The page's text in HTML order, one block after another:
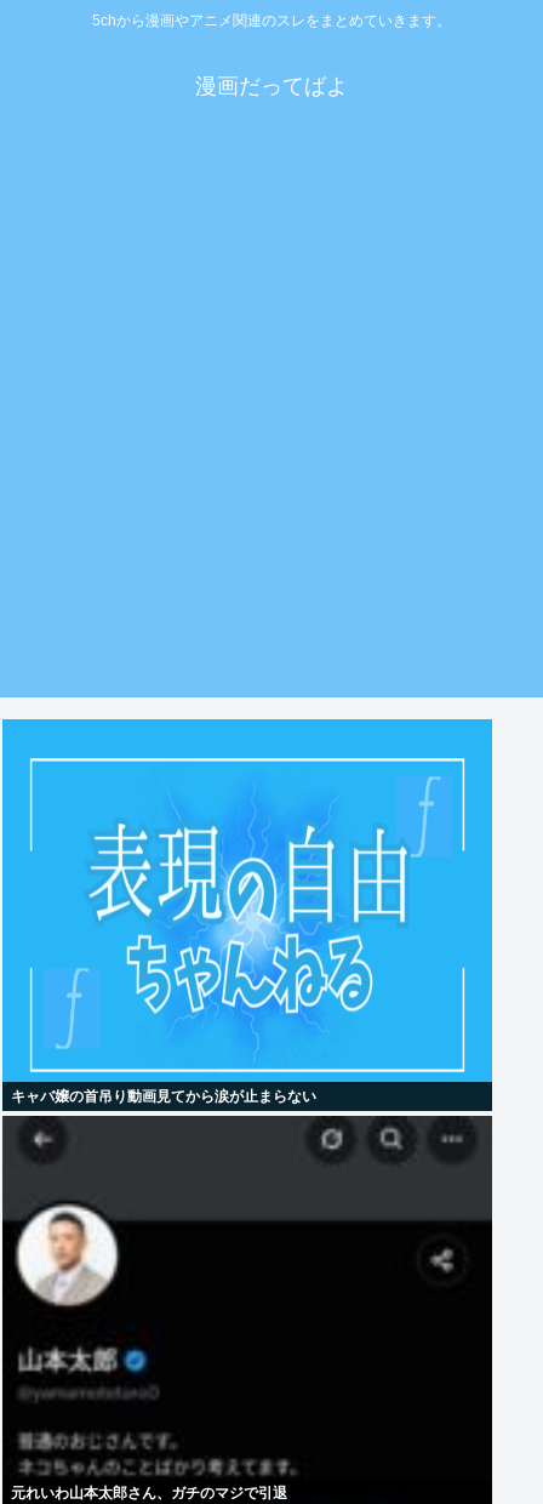
5chから漫画やアニメ関連のスレをまとめていきます。
漫画だってばよ
キャバ嬢の首吊り動画見てから涙が止まらない
元れいわ山本太郎さん、ガチのマジで引退